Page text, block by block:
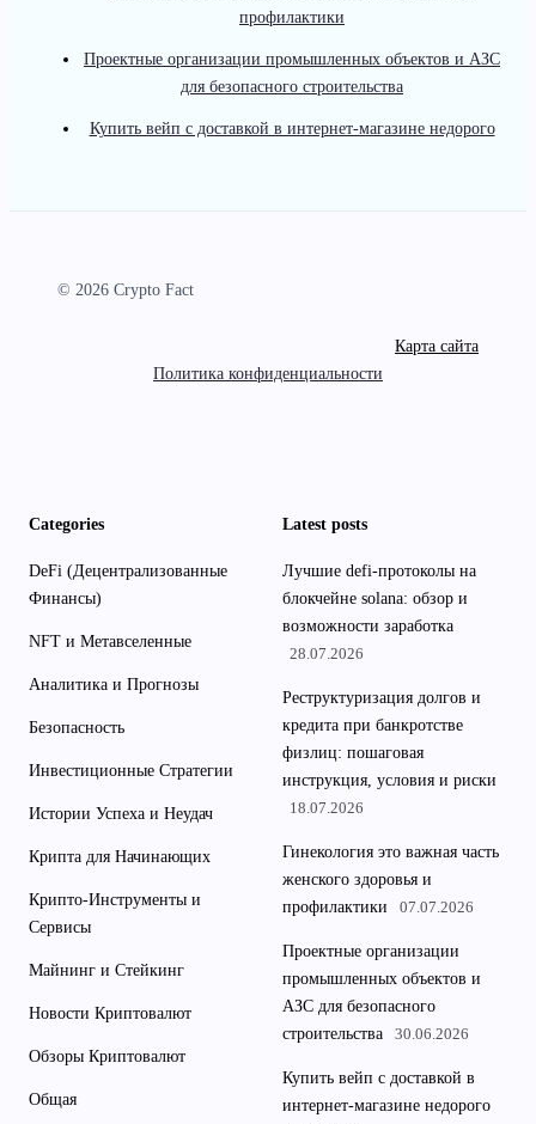
профилактики
Проектные организации промышленных объектов и АЗС
для безопасного строительства
Купить вейп с доставкой в интернет-магазине недорого
© 2026 Crypto Fact
Карта сайта
Политика конфиденциальности
Categories
DeFi (Децентрализованные
Финансы)
NFT и Метавселенные
Аналитика и Прогнозы
Безопасность
Инвестиционные Стратегии
Истории Успеха и Неудач
Крипта для Начинающих
Крипто-Инструменты и
Сервисы
Майнинг и Стейкинг
Новости Криптовалют
Обзоры Криптовалют
Общая
Latest posts
Лучшие defi-протоколы на
блокчейне solana: обзор и
возможности заработка
28.07.2026
Реструктуризация долгов и
кредита при банкротстве
физлиц: пошаговая
инструкция, условия и риски
18.07.2026
Гинекология это важная часть
женского здоровья и
профилактики
07.07.2026
Проектные организации
промышленных объектов и
АЗС для безопасного
строительства
30.06.2026
Купить вейп с доставкой в
интернет-магазине недорого